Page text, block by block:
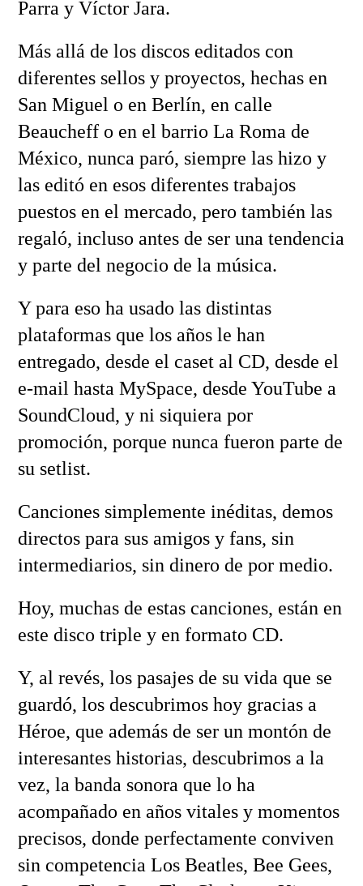
Parra y Víctor Jara.
Más allá de los discos editados con
diferentes sellos y proyectos, hechas en
San Miguel o en Berlín, en calle
Beaucheff o en el barrio La Roma de
México, nunca paró, siempre las hizo y
las editó en esos diferentes trabajos
puestos en el mercado, pero también las
regaló, incluso antes de ser una tendencia
y parte del negocio de la música.
Y para eso ha usado las distintas
plataformas que los años le han
entregado, desde el caset al CD, desde el
e-mail hasta MySpace, desde YouTube a
SoundCloud, y ni siquiera por
promoción, porque nunca fueron parte de
su setlist.
Canciones simplemente inéditas, demos
directos para sus amigos y fans, sin
intermediarios, sin dinero de por medio.
Hoy, muchas de estas canciones, están en
este disco triple y en formato CD.
Y, al revés, los pasajes de su vida que se
guardó, los descubrimos hoy gracias a
Héroe, que además de ser un montón de
interesantes historias, descubrimos a la
vez, la banda sonora que lo ha
acompañado en años vitales y momentos
precisos, donde perfectamente conviven
sin competencia Los Beatles, Bee Gees,